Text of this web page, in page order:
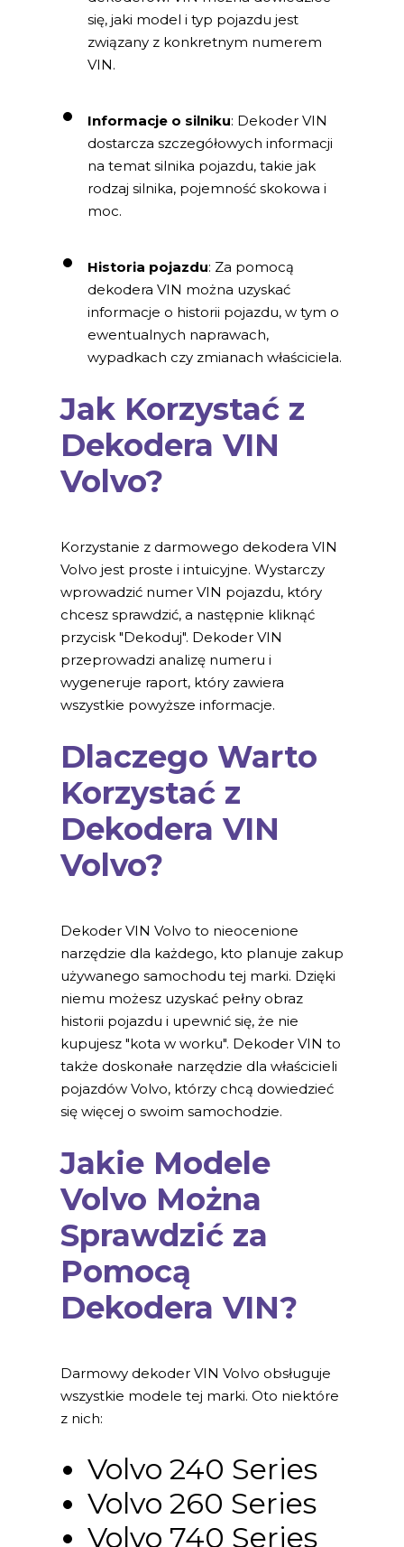
się, jaki model i typ pojazdu jest
związany z konkretnym numerem
VIN.
Informacje o silniku: Dekoder VIN
dostarcza szczegółowych informacji
na temat silnika pojazdu, takie jak
rodzaj silnika, pojemność skokowa i
moc.
Historia pojazdu: Za pomocą
dekodera VIN można uzyskać
informacje o historii pojazdu, w tym o
ewentualnych naprawach,
wypadkach czy zmianach właściciela.
Jak Korzystać z
Dekodera VIN
Volvo?
Korzystanie z darmowego dekodera VIN
Volvo jest proste i intuicyjne. Wystarczy
wprowadzić numer VIN pojazdu, który
chcesz sprawdzić, a następnie kliknąć
przycisk "Dekoduj". Dekoder VIN
przeprowadzi analizę numeru i
wygeneruje raport, który zawiera
wszystkie powyższe informacje.
Dlaczego Warto
Korzystać z
Dekodera VIN
Volvo?
Dekoder VIN Volvo to nieocenione
narzędzie dla każdego, kto planuje zakup
używanego samochodu tej marki. Dzięki
niemu możesz uzyskać pełny obraz
historii pojazdu i upewnić się, że nie
kupujesz "kota w worku". Dekoder VIN to
także doskonałe narzędzie dla właścicieli
pojazdów Volvo, którzy chcą dowiedzieć
się więcej o swoim samochodzie.
Jakie Modele
Volvo Można
Sprawdzić za
Pomocą
Dekodera VIN?
Darmowy dekoder VIN Volvo obsługuje
wszystkie modele tej marki. Oto niektóre
z nich:
Volvo 240 Series
Volvo 260 Series
Volvo 740 Series